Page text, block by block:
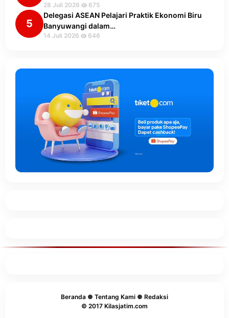
28 Juli 2026 675
5
Delegasi ASEAN Pelajari Praktik Ekonomi Biru
Banyuwangi dalam…
14 Juli 2026 646
Beranda ● Tentang Kami ● Redaksi
© 2017 Kilasjatim.com